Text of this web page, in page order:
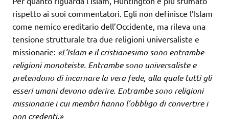
rispetto ai suoi commentatori. Egli non definisce l’Islam
come nemico ereditario dell’Occidente, ma rileva una
tensione strutturale tra due religioni universaliste e
missionarie: «L’Islam e il cristianesimo sono entrambe
religioni monoteiste. Entrambe sono universaliste e
pretendono di incarnare la vera fede, alla quale tutti gli
esseri umani devono aderire. Entrambe sono religioni
missionarie i cui membri hanno l’obbligo di convertire i
non credenti.»